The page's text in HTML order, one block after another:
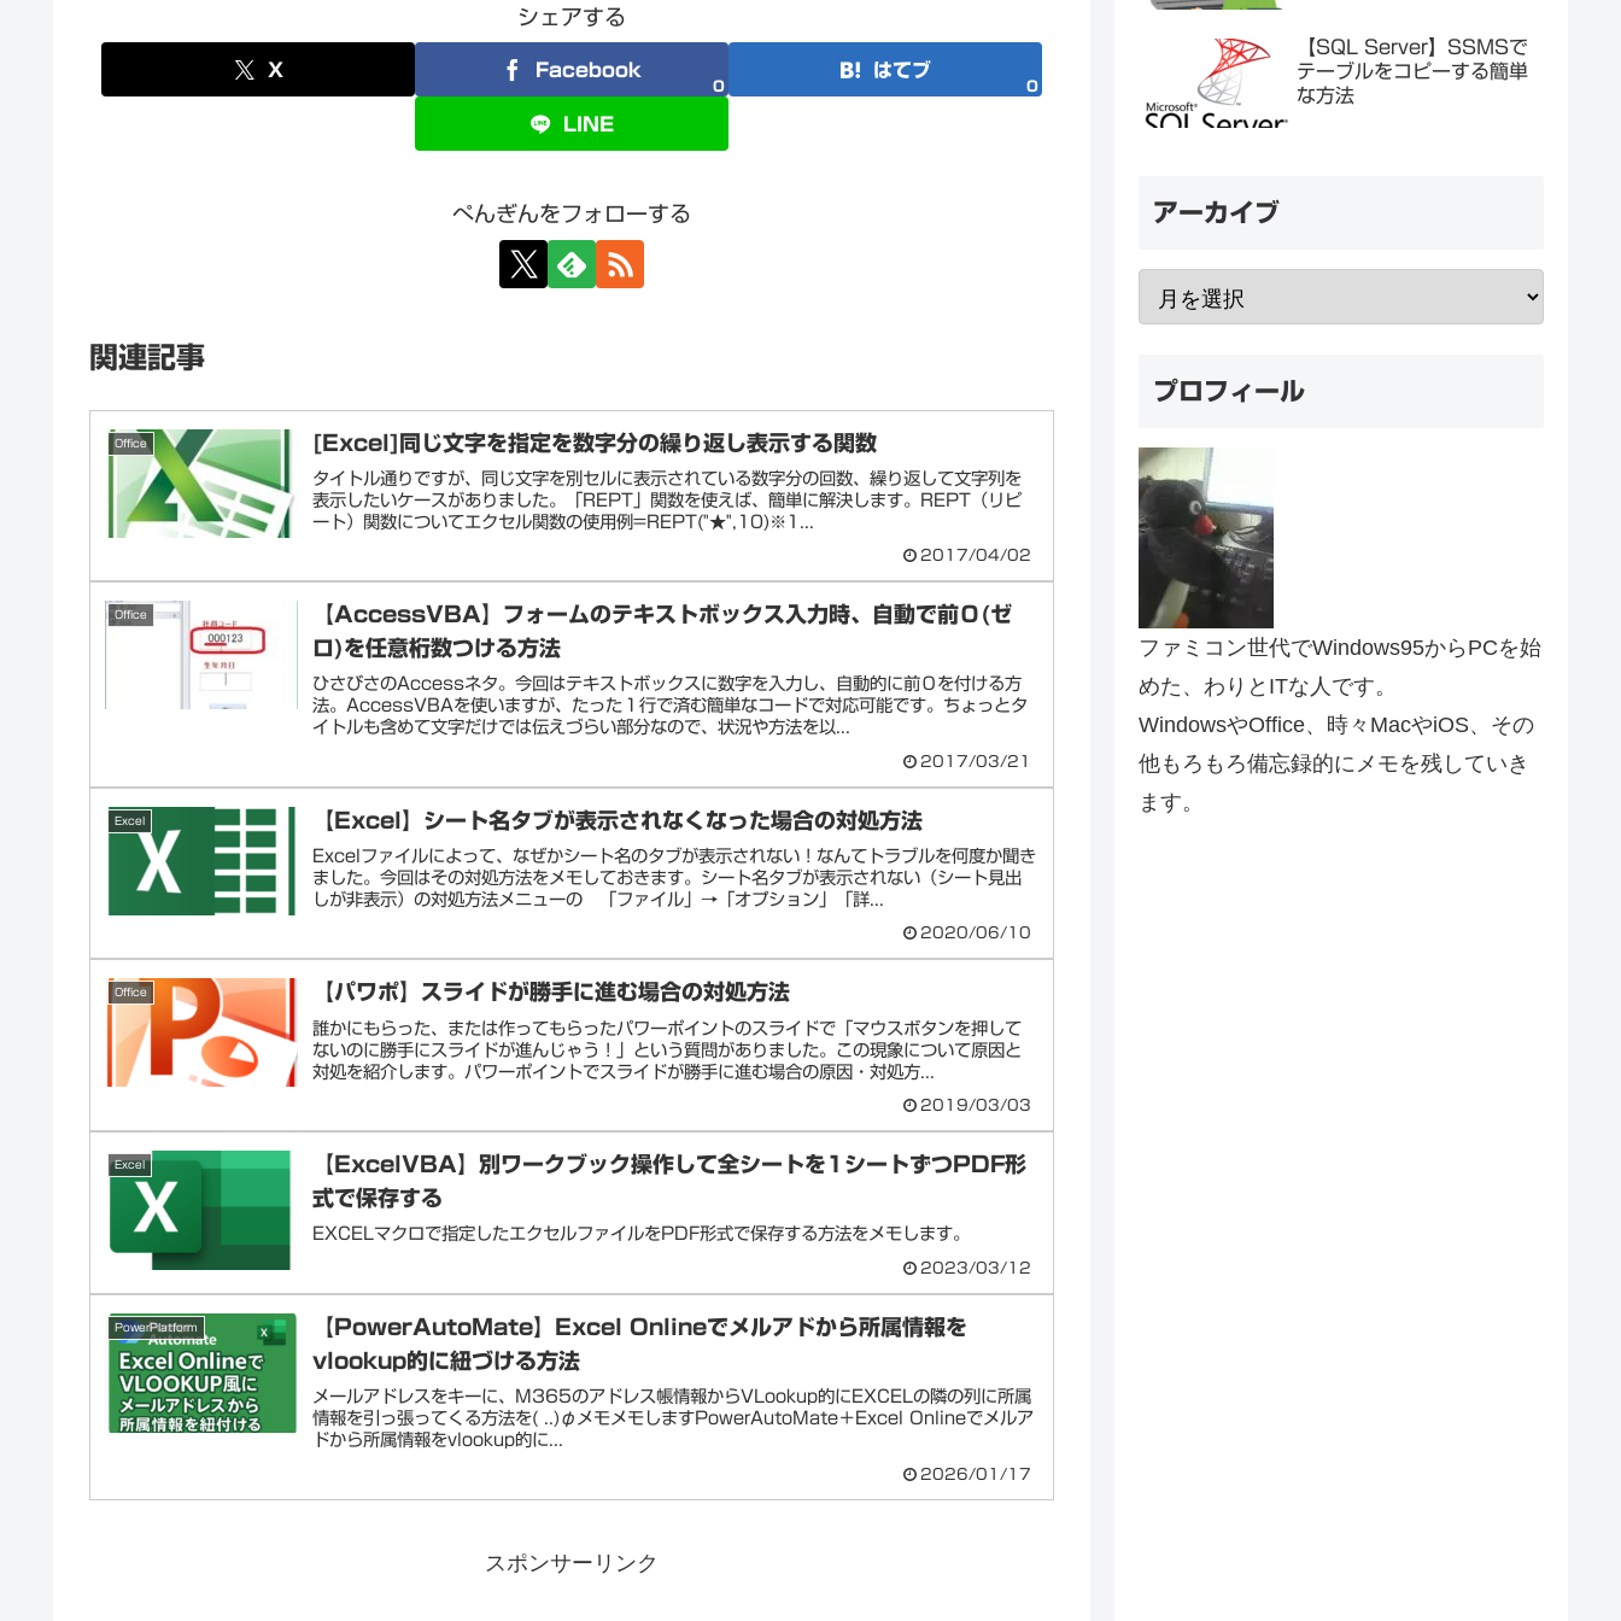
シェアする
X Facebook
0
はてブ
0
LINE
ぺんぎんをフォローする
関連記事
Office [Excel]同じ文字を指定を数字分の繰り返し表示する関数
タイトル通りですが、同じ文字を別セルに表示されている数字分の回数、繰り返して文字列を
表示したいケースがありました。「REPT」関数を使えば、簡単に解決します。REPT（リピ
ート）関数についてエクセル関数の使用例=REPT("★",10)※1...
2017/04/02
Office
【AccessVBA】フォームのテキストボックス入力時、自動で前０(ゼ
ロ)を任意桁数つける方法
ひさびさのAccessネタ。今回はテキストボックスに数字を入力し、自動的に前０を付ける方
法。AccessVBAを使いますが、たった１行で済む簡単なコードで対応可能です。ちょっとタ
イトルも含めて文字だけでは伝えづらい部分なので、状況や方法を以...
2017/03/21
Excel 【Excel】シート名タブが表示されなくなった場合の対処方法
Excelファイルによって、なぜかシート名のタブが表示されない！なんてトラブルを何度か聞き
ました。今回はその対処方法をメモしておきます。シート名タブが表示されない（シート見出
しが非表示）の対処方法メニューの 「ファイル」→「オプション」「詳...
2020/06/10
Office 【パワポ】スライドが勝手に進む場合の対処方法
誰かにもらった、または作ってもらったパワーポイントのスライドで「マウスボタンを押して
ないのに勝手にスライドが進んじゃう！」という質問がありました。この現象について原因と
対処を紹介します。パワーポイントでスライドが勝手に進む場合の原因・対処方...
2019/03/03
Excel
【ExcelVBA】別ワークブック操作して全シートを1シートずつPDF形
式で保存する
EXCELマクロで指定したエクセルファイルをPDF形式で保存する方法をメモします。
2023/03/12
PowerPlatform
【PowerAutoMate】Excel Onlineでメルアドから所属情報を
vlookup的に紐づける方法
メールアドレスをキーに、M365のアドレス帳情報からVLookup的にEXCELの隣の列に所属
情報を引っ張ってくる方法を( ..)φメモメモしますPowerAutoMate＋Excel Onlineでメルア
ドから所属情報をvlookup的に...
2026/01/17
スポンサーリンク
【SQL Server】SSMSで
テーブルをコピーする簡単
な方法
アーカイブ
プロフィール
ファミコン世代でWindows95からPCを始
めた、わりとITな人です。
WindowsやOffice、時々MacやiOS、その
他もろもろ備忘録的にメモを残していき
ます。